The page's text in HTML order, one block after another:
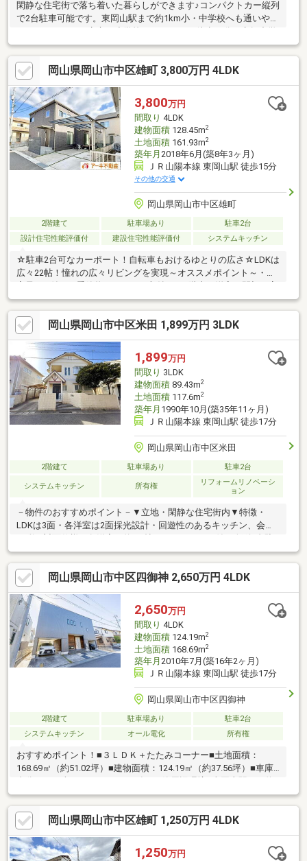
閑静な住宅街で落ち着いた暮らしができます♪コンパクトカー縦列
で2台駐車可能です。東岡山駅まで約1km小・中学校へも通いやす
いエリアです。・竜之口小学校まで1162ｍ 徒歩14分・竜操中学
校まで1994ｍ 徒歩27分・リョービプラッツ雄町店まで984ｍ
徒歩14分・ファミリマート岡山長岡店まで658ｍ 徒歩9分・岡山
第一病院まで2477ｍ 車で10分・岡山四御神郵便局まで430ｍ
徒歩7分
岡山県岡山市中区雄町 3,800万円 4LDK
3,800万円
間取り 4LDK
建物面積128.45m2
土地面積161.93m2
築年月 2018年6月(築8年3ヶ月)
ＪＲ山陽本線 東岡山駅 徒歩15分
その他の交通
岡山県岡山市中区雄町
2階建て 駐車場あり
駐車2台
設計住宅性能評価付
建設住宅性能評価付 システムキッチン
☆駐車2台可なカーポート！自転車もおけるゆとりの広さ☆LDKは
広々22帖！憧れの広々リビングを実現～オススメポイント～・大
更可！お子様の成長に合わせて2部屋に・南向きバルコニー！風通
しが良く、換気がスムーズ・太陽光(5.06kw)搭載！家計に優しい
エコな暮らしを実現～周辺環境～・徒歩10分内にスーパー、コン
ビニ等の買物施設充実！・バス停『雄町』徒歩3分！通勤・通学に
便利な立地！〇ご見学受付中！お気軽にアーキ不動産までお問い
合わせください♪
岡山県岡山市中区米田 1,899万円 3LDK
1,899万円
間取り 3LDK
建物面積89.43m2
土地面積117.6m2
築年月 1990年10月(築35年11ヶ月)
ＪＲ山陽本線 東岡山駅 徒歩17分
岡山県岡山市中区米田
2階建て 駐車場あり 駐車2台
システムキッチン 所有権
リフォームリノベーシ
ョン
－物件のおすすめポイント－▼立地・閑静な住宅街内▼特徴・
LDKは3面・各洋室は2面採光設計・回遊性のあるキッチン、会話
が弾む対面仕様・各洋室は約6.0帖・クローゼット付・縦列2台駐
車可能(車種による)▼2026年9月内外装リフォーム内容【交換】キ
ッチン、UB、洗面化粧台、玄関鍵 等【張替】クロス、1階フロー
リング重張【新設】温水洗浄便座付トイレ、床下収納 等【その
他】外壁屋根塗装、白アリ防除工事 他▼周辺環境・米田遊園地 徒
歩2分(約110m)■ ご希望の住まい探しをお手伝いします
━━━━━・・・物件の詳細・ご相談はお気軽にお問い合わせく
ださい。
岡山県岡山市中区四御神 2,650万円 4LDK
2,650万円
間取り 4LDK
建物面積124.19m2
土地面積168.69m2
築年月 2010年7月(築16年2ヶ月)
ＪＲ山陽本線 東岡山駅 徒歩17分
岡山県岡山市中区四御神
2階建て 駐車場あり
駐車2台
システムキッチン
オール電化 所有権
おすすめポイント！■３ＬＤＫ＋たたみコーナー■土地面積：
168.69㎡（約51.02坪）■建物面積：124.19㎡（約37.56坪）■車庫2
1200m（徒歩15分）●ファミリーマート 岡山長岡店まで約
850m（徒歩11分）●ザグザグ 雄町店まで約750m（徒歩10分）●岡
山四御神郵便局まで約350m（徒歩5分）
岡山県岡山市中区雄町 1,250万円 4LDK
1,250万円